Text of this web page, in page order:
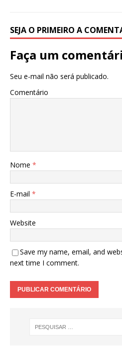
SEJA O PRIMEIRO A
Faça um
Seu e-mail não será publicado.
Comentário
Nome *
E-mail *
Website
Save my name, email, and
next time I comment.